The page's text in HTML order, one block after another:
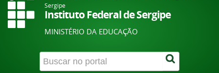
Sergipe
Instituto Federal de Sergipe
MINISTÉRIO DA EDUCAÇÃO